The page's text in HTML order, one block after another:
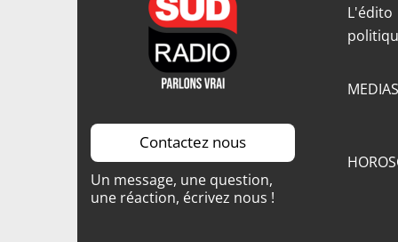
Contactez nous
Un message, une question,
une réaction, écrivez nous !
L'édito
MEDIAS